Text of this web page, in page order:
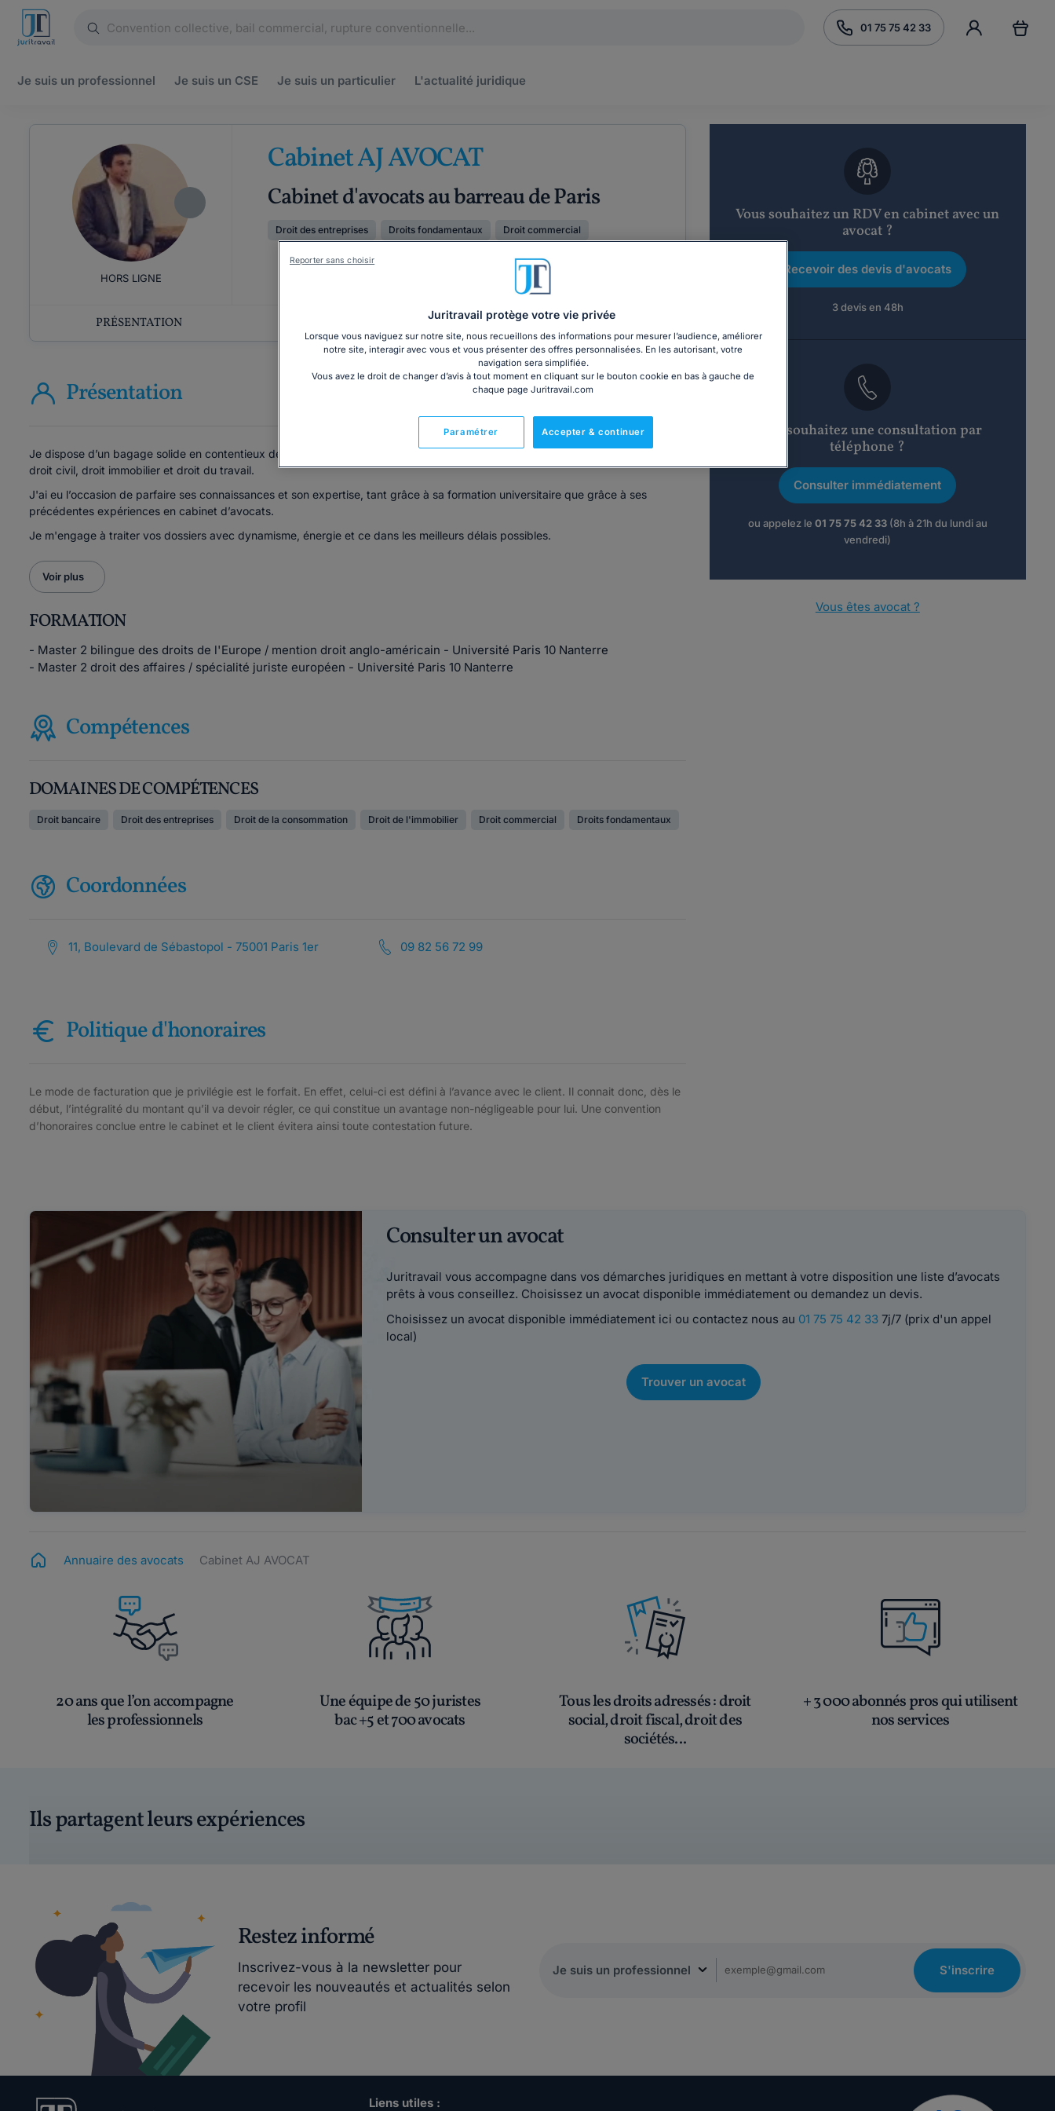
01 75 75 42 33
Je suis un professionnel Je suis un CSE Je suis un particulier L'actualité juridique
HORS LIGNE
Cabinet AJ AVOCAT
Cabinet d'avocats au barreau de Paris
Droit des entreprises Droits fondamentaux Droit commercial
PRÉSENTATION COORDONNÉES
Présentation
Je dispose d’un bagage solide en contentieux de toutes natures, aussi bien en droit commercial, droit des baux commerciaux,
droit civil, droit immobilier et droit du travail.
J'ai eu l’occasion de parfaire ses connaissances et son expertise, tant grâce à sa formation universitaire que grâce à ses
précédentes expériences en cabinet d’avocats.
Je m'engage à traiter vos dossiers avec dynamisme, énergie et ce dans les meilleurs délais possibles.
Voir plus
FORMATION
- Master 2 bilingue des droits de l'Europe / mention droit anglo-américain - Université Paris 10 Nanterre
- Master 2 droit des affaires / spécialité juriste européen - Université Paris 10 Nanterre
Compétences
DOMAINES DE COMPÉTENCES
Droit bancaire Droit des entreprises Droit de la consommation Droit de l'immobilier Droit commercial Droits fondamentaux
Coordonnées
11, Boulevard de Sébastopol - 75001 Paris 1er 09 82 56 72 99
Politique d'honoraires
Le mode de facturation que je privilégie est le forfait. En effet, celui-ci est défini à l’avance avec le client. Il connait donc, dès le
début, l’intégralité du montant qu’il va devoir régler, ce qui constitue un avantage non-négligeable pour lui. Une convention
d’honoraires conclue entre le cabinet et le client évitera ainsi toute contestation future.
Vous souhaitez un RDV en cabinet avec un
avocat ?
Recevoir des devis d'avocats
3 devis en 48h
Vous souhaitez une consultation par
téléphone ?
Consulter immédiatement
ou appelez le 01 75 75 42 33(8h à 21h du lundi au
vendredi)
Vous êtes avocat ?
Consulter un avocat
Juritravail vous accompagne dans vos démarches juridiques en mettant à votre disposition une liste d’avocats
prêts à vous conseillez. Choisissez un avocat disponible immédiatement ou demandez un devis.
Choisissez un avocat disponible immédiatement ici ou contactez nous au 01 75 75 42 337j/7 (prix d'un appel
local)
Trouver un avocat
Annuaire des avocats Cabinet AJ AVOCAT
20 ans que l’on accompagne
les professionnels
Une équipe de 50 juristes
bac +5 et 700 avocats
Tous les droits adressés: droit
social, droit fiscal, droit des
sociétés...
+ 3 000 abonnés pros qui utilisent
nos services
Ils partagent leurs expériences
Restez informé
Inscrivez-vous à la newsletter pour
recevoir les nouveautés et actualités selon
votre profil
S'inscrire
Liens utiles :
Juritravail protège votre vie privée
Lorsque vous naviguez sur notre site, nous recueillons des informations pour mesurer l’audience, améliorer
notre site, interagir avec vous et vous présenter des offres personnalisées. En les autorisant, votre
navigation sera simplifiée.
Vous avez le droit de changer d’avis à tout moment en cliquant sur le bouton cookie en bas à gauche de
chaque page Juritravail.com
Accepter & continuer
Paramétrer
Reporter sans choisir